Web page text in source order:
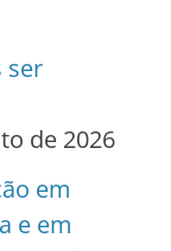
ser
de 2026
em
e em